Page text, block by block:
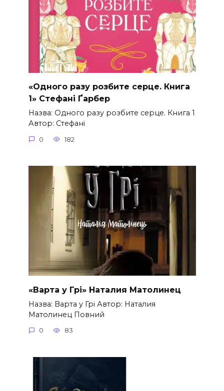
«Одного разу розбите серце. Книга
1» Стефані Ґарбер
Назва: Одного разу розбите серце. Книга 1
Автор: Стефані
0 182
«Варта у Грі» Наталия Матолинец
Назва: Варта у Грі Автор: Наталия
Матолинец Повний
0 83